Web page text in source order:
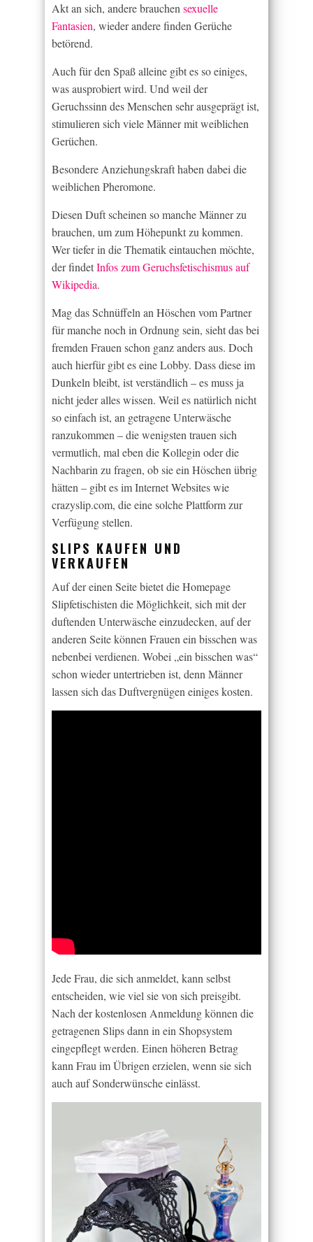
Akt an sich, andere brauchen sexuelle
Fantasien, wieder andere finden Gerüche
betörend.
Auch für den Spaß alleine gibt es so einiges,
was ausprobiert wird. Und weil der
Geruchssinn des Menschen sehr ausgeprägt ist,
stimulieren sich viele Männer mit weiblichen
Gerüchen.
Besondere Anziehungskraft haben dabei die
weiblichen Pheromone.
Diesen Duft scheinen so manche Männer zu
brauchen, um zum Höhepunkt zu kommen.
Wer tiefer in die Thematik eintauchen möchte,
der findetInfos zum Geruchsfetischismus auf
Wikipedia.
Mag das Schnüffeln an Höschen vom Partner
für manche noch in Ordnung sein, sieht das bei
fremden Frauen schon ganz anders aus. Doch
auch hierfür gibt es eine Lobby. Dass diese im
Dunkeln bleibt, ist verständlich – es muss ja
nicht jeder alles wissen. Weil es natürlich nicht
so einfach ist, an getragene Unterwäsche
ranzukommen – die wenigsten trauen sich
vermutlich, mal eben die Kollegin oder die
Nachbarin zu fragen, ob sie ein Höschen übrig
hätten – gibt es im Internet Websites wie
crazyslip.com, die eine solche Plattform zur
Verfügung stellen.
SLIPS KAUFEN UND
VERKAUFEN
Auf der einen Seite bietet die Homepage
Slipfetischisten die Möglichkeit, sich mit der
duftenden Unterwäsche einzudecken, auf der
anderen Seite können Frauen ein bisschen was
nebenbei verdienen. Wobei „ein bisschen was“
schon wieder untertrieben ist, denn Männer
lassen sich das Duftvergnügen einiges kosten.
Jede Frau, die sich anmeldet, kann selbst
entscheiden, wie viel sie von sich preisgibt.
Nach der kostenlosen Anmeldung können die
getragenen Slips dann in ein Shopsystem
eingepflegt werden. Einen höheren Betrag
kann Frau im Übrigen erzielen, wenn sie sich
auch auf Sonderwünsche einlässt.